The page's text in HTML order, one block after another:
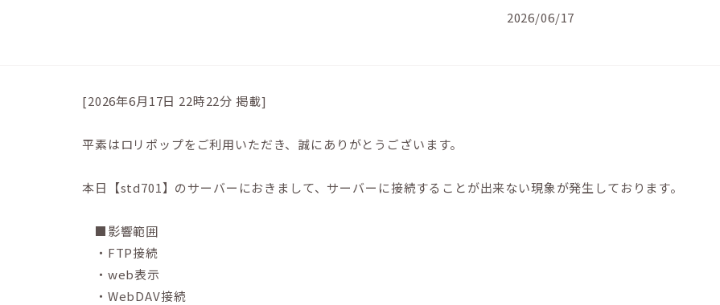
2026/06/17
[2026年6月17日 22時22分 掲載]
平素はロリポップをご利用いただき、誠にありがとうございます。
本日【std701】のサーバーにおきまして、サーバーに接続することが出来ない現象が発生しております。
■影響範囲
・FTP接続
・web表示
・WebDAV接続